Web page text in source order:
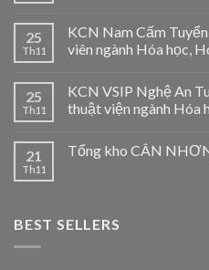
25
Th11
KCN Nam Cấm
viên ngành Hóa học,
25
Th11
KCN VSIP Nghệ An
thuật viện ngành Hóa
21
Th11
Tổng kho CÂN
BEST SELLERS